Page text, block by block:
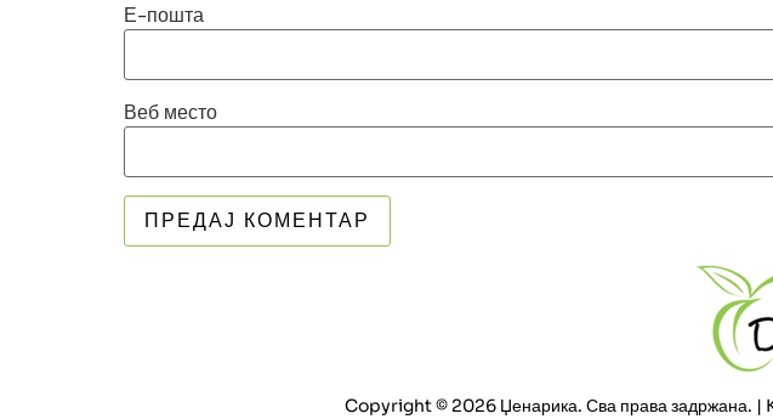
Е-пошта
Веб место
Copyright © 2026 Џенарика. Сва права задржана. |